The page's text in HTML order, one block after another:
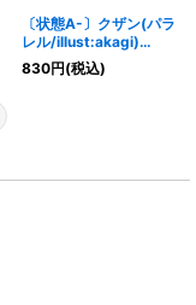
〔状態A-〕クザン(パラ
レル/illust:akagi)
【SEC/P】{OP02-121}
830円(税込)